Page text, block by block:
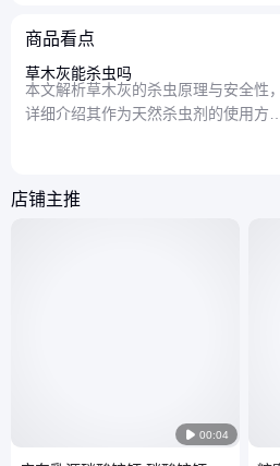
商品看点
草木灰能杀虫吗
本文解析草木灰的杀虫原理与安全性，
详细介绍其作为天然杀虫剂的使用方法
对哺乳动物毒性极低，合理使用安全环
店铺主推
 00:04